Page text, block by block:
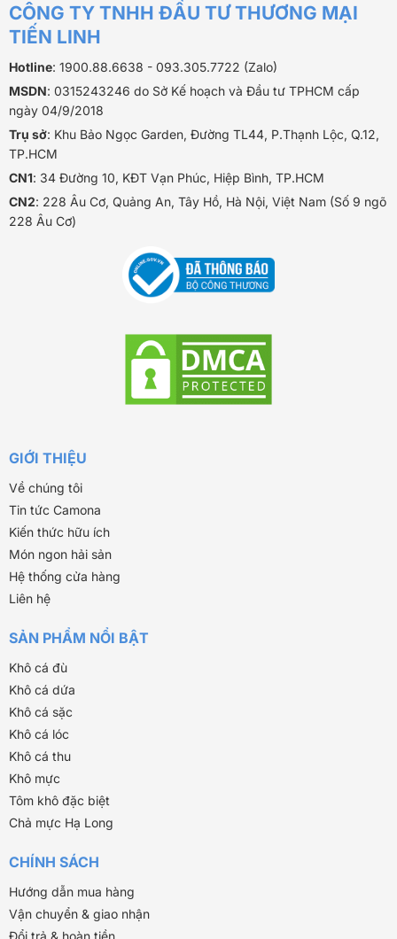
CÔNG TY TNHH ĐẦU TƯ THƯƠNG MẠI
TIẾN LINH
Hotline: 1900.88.6638 - 093.305.7722 (Zalo)
MSDN: 0315243246 do Sở Kế hoạch và Đầu tư TPHCM cấp
ngày 04/9/2018
Trụ sở: Khu Bảo Ngọc Garden, Đường TL44, P.Thạnh Lộc, Q.12,
TP.HCM
CN1: 34 Đường 10, KĐT Vạn Phúc, Hiệp Bình, TP.HCM
CN2: 228 Âu Cơ, Quảng An, Tây Hồ, Hà Nội, Việt Nam (Số 9 ngõ
228 Âu Cơ)
GIỚI THIỆU
Về chúng tôi
Tin tức Camona
Kiến thức hữu ích
Món ngon hải sản
Hệ thống cửa hàng
Liên hệ
SẢN PHẨM NỔI BẬT
Khô cá đù
Khô cá dứa
Khô cá sặc
Khô cá lóc
Khô cá thu
Khô mực
Tôm khô đặc biệt
Chả mực Hạ Long
CHÍNH SÁCH
Hướng dẫn mua hàng
Vận chuyển & giao nhận
Đổi trả & hoàn tiền